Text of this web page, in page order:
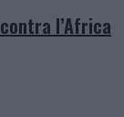
l’Africa